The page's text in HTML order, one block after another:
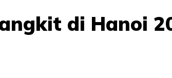
di Hanoi